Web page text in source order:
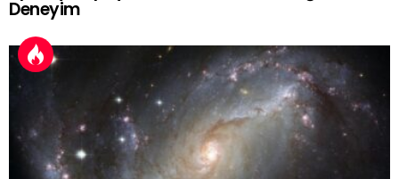
Deneyim